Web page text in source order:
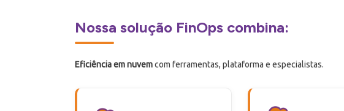
Nossa solução FinOps combina:
Eficiência em nuvemcom ferramentas, plataforma e especialistas.